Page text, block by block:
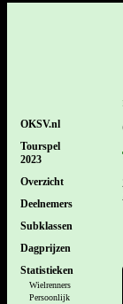
OKSV.nl
Tourspel
2023
Overzicht
Deelnemers
Subklassen
Dagprijzen
Statistieken
Wielrenners
Persoonlijk